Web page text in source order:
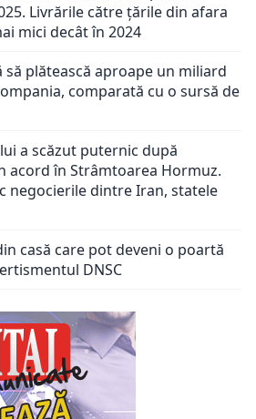
Livrările către țările din afara
mici decât în 2024
să plătească aproape un miliard
comparată cu o sursă de
a scăzut puternic după
acord în Strâmtoarea Hormuz.
negocierile dintre Iran, statele
casă care pot deveni o poartă
DNSC